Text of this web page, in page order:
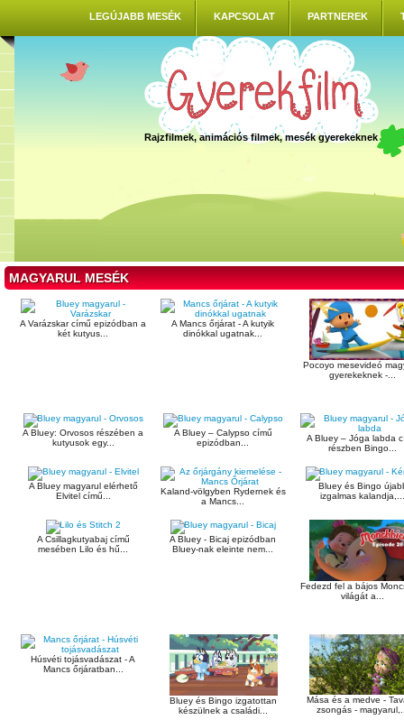
LEGÚJABB MESÉK KAPCSOLAT PARTNEREK
Rajzfilmek, animációs filmek, mesék gyerekeknek
MAGYARUL MESÉK
A Varázskar című epizódban a
két kutyus...
A Mancs őrjárat - A kutyik
dinókkal ugatnak...
Pocoyo mesevideó
gyerekeknek -...
A Bluey: Orvosos részében a
kutyusok egy...
A Bluey – Calypso című
epizódban...
A Bluey – Jóga labda
részben Bingo...
A Bluey magyarul elérhető
Elvitel című...
Kaland-völgyben Rydernek és
a Mancs...
Bluey és Bingo
izgalmas
A Csillagkutyabaj című
mesében Lilo és hű...
A Bluey - Bicaj epizódban
Bluey-nak eleinte nem...
Fedezd fel a bájos
világát a...
Húsvéti tojásvadászat - A
Mancs őrjáratban...
Bluey és Bingo izgatottan
készülnek a családi...
Mása és a medve -
zsongás -